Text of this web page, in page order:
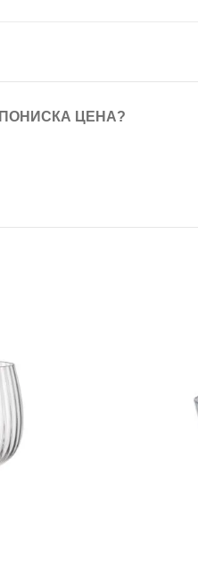
ПОНИСКА ЦЕНА?